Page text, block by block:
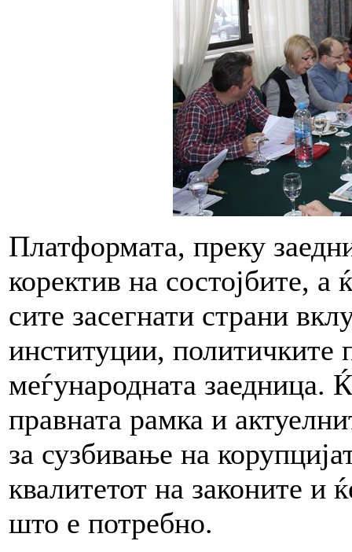
Платформата, преку
коректив на состојбите,
сите засегнати страни
институции, политичките
меѓународната заедница.
правната рамка и
за сузбивање на
квалитетот на законите и
што е потребно.